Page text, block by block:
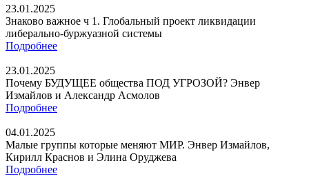
23.01.2025
Знаково важное ч 1. Глобальный проект ликвидации
либерально-буржуазной системы
Подробнее
23.01.2025
Почему БУДУЩЕЕ общества ПОД УГРОЗОЙ? Энвер
Измайлов и Александр Асмолов
Подробнее
04.01.2025
Малые группы которые меняют МИР. Энвер Измайлов,
Кирилл Краснов и Элина Оруджева
Подробнее